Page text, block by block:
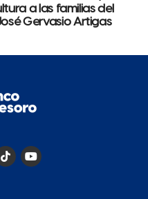
a las familias del
Gervasio Artigas